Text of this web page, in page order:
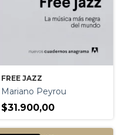
FREE JAZZ
Mariano Peyrou
$31.900,00